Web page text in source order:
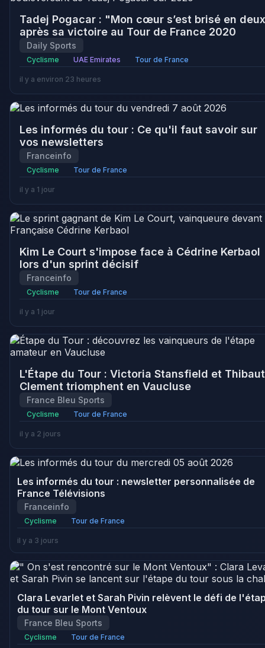
Tadej Pogacar : "Mon cœur s’est brisé en
après sa victoire au Tour de France 2020
Daily Sports
Cyclisme UAE Emirates Tour de France
il y a environ 23 heures
Les informés du tour : Ce qu'il faut savoir sur
vos newsletters
Franceinfo
Cyclisme Tour de France
il y a 1 jour
Kim Le Court s'impose face à Cédrine Kerbaol
lors d'un sprint décisif
Franceinfo
Cyclisme Tour de France
il y a 1 jour
L'Étape du Tour : Victoria Stansfield et Thibaut
Clement triomphent en Vaucluse
France Bleu Sports
Cyclisme Tour de France
il y a 2 jours
Les informés du tour : newsletter personnalisée de
France Télévisions
Franceinfo
Cyclisme Tour de France
il y a 3 jours
Clara Levarlet et Sarah Pivin relèvent le défi de
du tour sur le Mont Ventoux
France Bleu Sports
Cyclisme Tour de France